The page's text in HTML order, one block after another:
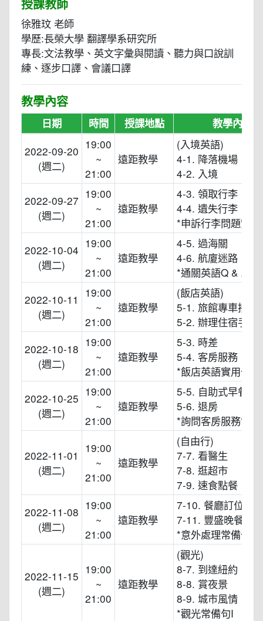
授課教師
徐雅玟 老師
學歷:長榮大學 翻譯學系研究所
專長:文法教學、英文字彙與閱讀、聽力與口說訓
練、逐步口譯、會議口譯
教學內容
日期 時間 授課地點 教學內容
2022-09-20
(週二)
19:00
~
21:00
遠距教學
(入境英語)
4-1. 降落機場
4-2. 入境
2022-09-27
(週二)
19:00
~
21:00
遠距教學
4-3. 領取行李
4-4. 遺失行李
*申訴行李問題實
2022-10-04
(週二)
19:00
~
21:00
遠距教學
4-5. 過海關
4-6. 航廈迷路
*通關英語Q & A
2022-10-11
(週二)
19:00
~
21:00
遠距教學
(飯店英語)
5-1. 旅館專車接送
5-2. 辦理住宿手續
2022-10-18
(週二)
19:00
~
21:00
遠距教學
5-3. 時差
5-4. 客房服務
*飯店英語實用句
2022-10-25
(週二)
19:00
~
21:00
遠距教學
5-5. 自助式早餐
5-6. 退房
*詢問客房服務常
2022-11-01
(週二)
19:00
~
21:00
遠距教學
(自由行)
7-7. 看醫生
7-8. 逛超市
7-9. 速食點餐
2022-11-08
(週二)
19:00
~
21:00
遠距教學
7-10. 餐廳訂位
7-11. 豐盛晚餐
*意外處理常備句
2022-11-15
(週二)
19:00
~
21:00
遠距教學
(觀光)
8-7. 到達紐約
8-8. 賞夜景
8-9. 城市風情
*觀光常備句I